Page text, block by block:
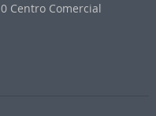
Centro Comercial